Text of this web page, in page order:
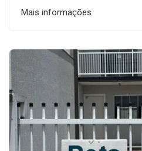
Mais informações